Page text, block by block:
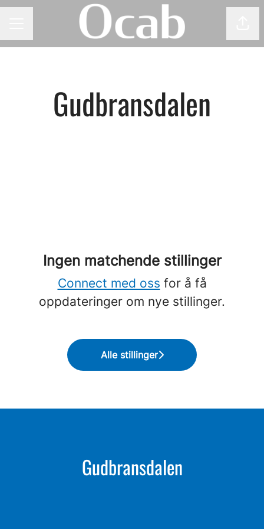
Gudbransdalen
Ingen matchende stillinger
Connect med oss for å få
oppdateringer om nye stillinger.
Alle stillinger
Gudbransdalen